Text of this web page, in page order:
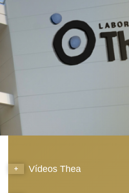
Vídeos Thea